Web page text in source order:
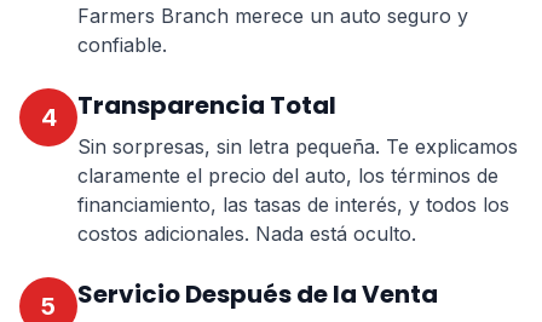
Farmers Branch merece un auto seguro y
confiable.
4 Transparencia Total
Sin sorpresas, sin letra pequeña. Te explicamos
claramente el precio del auto, los términos de
financiamiento, las tasas de interés, y todos los
costos adicionales. Nada está oculto.
5 Servicio Después de la Venta